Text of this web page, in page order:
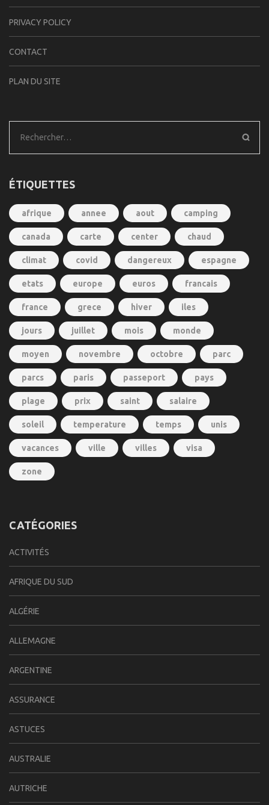
PRIVACY POLICY
CONTACT
PLAN DU SITE
Rechercher :
ÉTIQUETTES
afrique annee aout camping
canada carte center chaud
climat covid dangereux espagne
etats europe euros francais
france grece hiver iles
jours juillet mois monde
moyen novembre octobre parc
parcs paris passeport pays
plage prix saint salaire
soleil temperature temps unis
vacances ville villes visa
zone
CATÉGORIES
ACTIVITÉS
AFRIQUE DU SUD
ALGÉRIE
ALLEMAGNE
ARGENTINE
ASSURANCE
ASTUCES
AUSTRALIE
AUTRICHE